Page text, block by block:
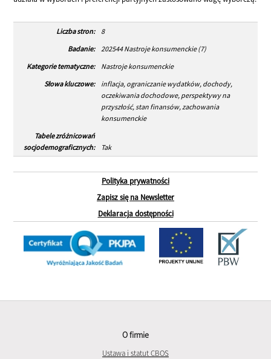
Liczba stron:
8
Badanie:
202544 Nastroje konsumenckie (7)
Kategorie tematyczne:
Nastroje konsumenckie
Słowa kluczowe:
inflacja, ograniczanie wydatków, dochody,
oczekiwania dochodowe, perspektywy na
przyszłość, stan finansów, zachowania
konsumenckie
Tabele zróżnicowań
socjodemograficznych:
Tak
Polityka prywatności
Zapisz się na Newsletter
Deklaracja dostępności
O firmie
Ustawa i statut CBOS